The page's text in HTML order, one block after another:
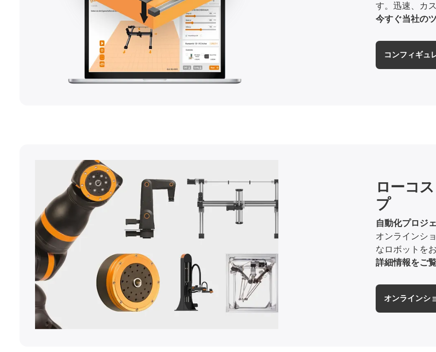
す。迅速、カ
今すぐ当社の
コンフィギュ
ローコ
プ
自動化プロジ
オンラインシ
なロボットを
詳細情報をご
オンラインシ